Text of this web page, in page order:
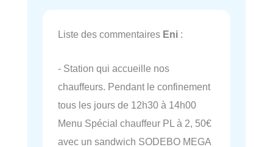
Liste des commentaires Eni :
- Station qui accueille nos
chauffeurs. Pendant le confinement
tous les jours de 12h30 à 14h00
Menu Spécial chauffeur PL à 2, 50€
avec un sandwich SODEBO MEGA